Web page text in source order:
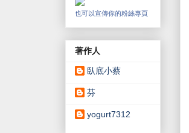
也可以宣傳你的粉絲專頁
著作人
臥底小蔡
芬
yogurt7312